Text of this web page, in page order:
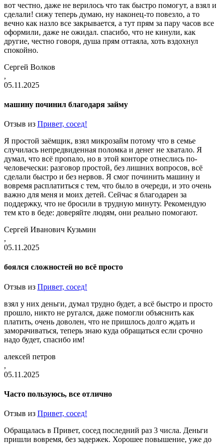
вот честно, даже не верилось что так быстро помогут, а взял и
сделали! сижу теперь думаю, ну наконец-то повезло, а то
вечно как назло все закрывается, а тут прям за пару часов все
оформили, даже не ожидал. спасибо, что не кинули, как
другие, честно говоря, душа прям оттаяла, хоть вздохнул
спокойно.
Сергей Волков
,
05.11.2025
машину починил благодаря займу
Отзыв из Привет, сосед!
Я простой заёмщик, взял микрозайм потому что в семье
случилась непредвиденная поломка и денег не хватало. Я
думал, что всё пропало, но в этой конторе отнеслись по-
человечески: разговор простой, без лишних вопросов, всё
сделали быстро и без нервов. Я смог починить машину и
вовремя расплатиться с тем, что было в очереди, и это очень
важно для меня и моих детей. Сейчас я благодарен за
поддержку, что не бросили в трудную минуту. Рекомендую
тем кто в беде: доверяйте людям, они реально помогают.
Сергей Иванович Кузьмин
,
05.11.2025
боялся сложностей но всё просто
Отзыв из Привет, сосед!
взял у них деньги, думал трудно будет, а всё быстро и просто
прошло, никто не ругался, даже помогли объяснить как
платить, очень доволен, что не пришлось долго ждать и
заморачиваться, теперь знаю куда обращаться если срочно
надо будет, спасибо им!
алексей петров
,
05.11.2025
Часто пользуюсь, все отлично
Отзыв из Привет, сосед!
Обращалась в Привет, сосед последний раз 3 числа. Деньги
пришли вовремя, без задержек. Хорошее повышение, уже до